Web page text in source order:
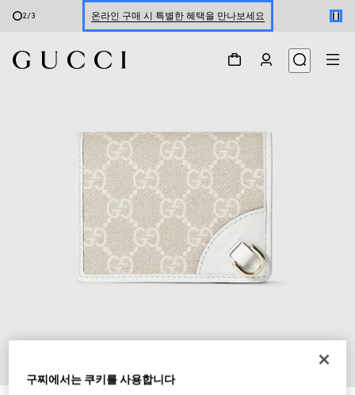
2/3 온라인 구매 시 특별한 혜택을 만나보세요
6
구찌에서는 쿠키를 사용합니다